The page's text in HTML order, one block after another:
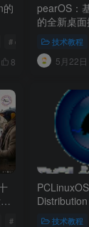
的
# docker # 运维云
8
pearOS：
的全新桌
技术教程
5月22
# ghostbsd简单优雅的
技术教程